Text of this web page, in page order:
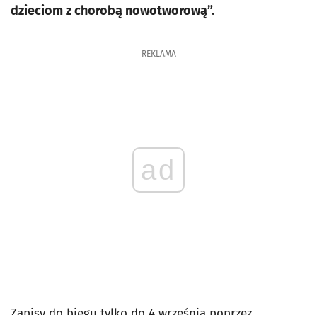
dzieciom z chorobą nowotworową”.
REKLAMA
ad